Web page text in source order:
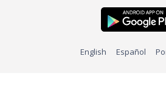
English Español